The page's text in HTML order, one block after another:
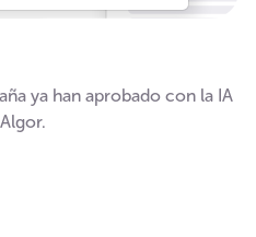
ya han aprobado con la IA